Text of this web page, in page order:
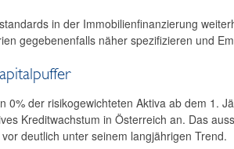
in der Immobilienfinanzierung
gegebenenfalls näher spezifizieren und
0% der risikogewichteten Aktiva ab dem 1.
Kreditwachstum in Österreich an. Das
deutlich unter seinem langjährigen Trend.